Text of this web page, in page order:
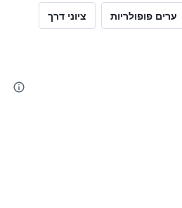
ערים פופולריות ציוני דרך